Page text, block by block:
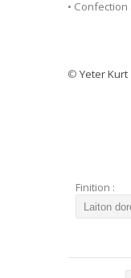
•
© Yeter Kurt
Finition :